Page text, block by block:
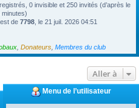
0 invisible et 250 invités (d’après le
minutes)
de 7798 , le 21 juil. 2026 04:51
Donateurs Membres du club
Aller à
Menu de l’utilisateur